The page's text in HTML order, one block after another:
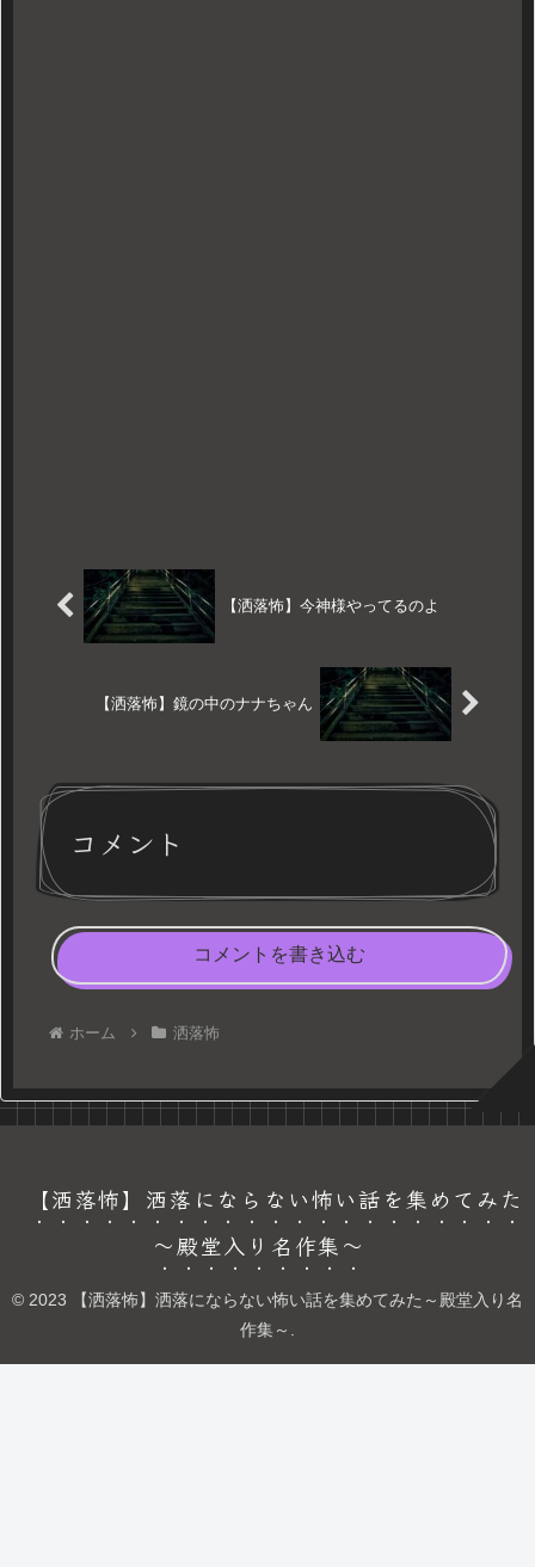
【洒落怖】今神様やってるのよ
【洒落怖】鏡の中のナナちゃん
コメント
コメントを書き込む
ホーム 洒落怖
【洒落怖】洒落にならない怖い話を集めてみた
～殿堂入り名作集～
© 2023 【洒落怖】洒落にならない怖い話を集めてみた～殿堂入り名
作集～.